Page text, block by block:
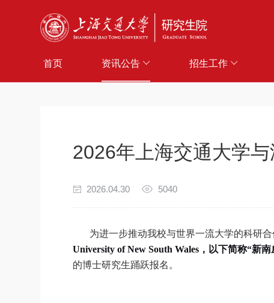
首页 资讯公告 招生工作
2026年上海交通大学
2026.04.30 5040
为进一步推动我校与世界一流大学的科研
University of New South Wales，以下简称“新南
的博士研究生踊跃报名。